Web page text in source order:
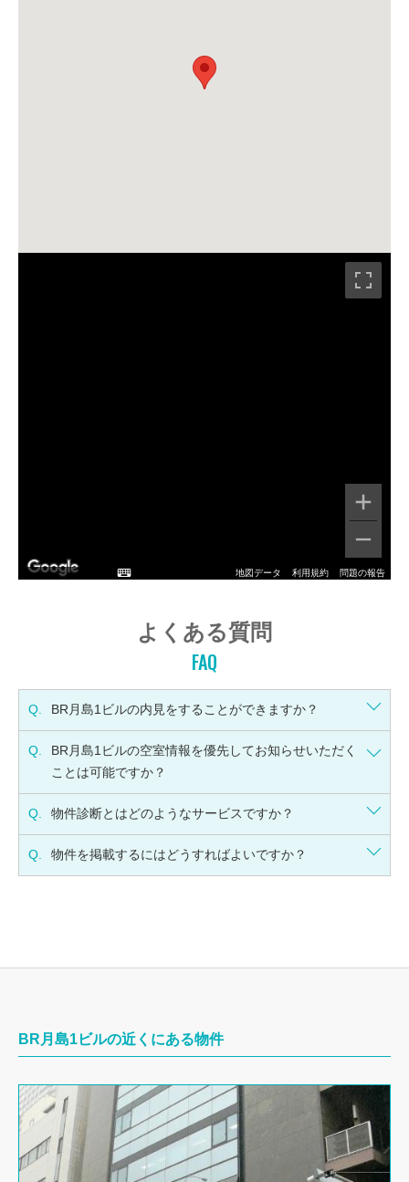
地図データ 利用規約 問題の報告
よくある質問
FAQ
Q. BR月島1ビルの内見をすることができますか？
Q.
BR月島1ビルの空室情報を優先してお知らせいただく
ことは可能ですか？
Q. 物件診断とはどのようなサービスですか？
Q. 物件を掲載するにはどうすればよいですか？
BR月島1ビルの近くにある物件